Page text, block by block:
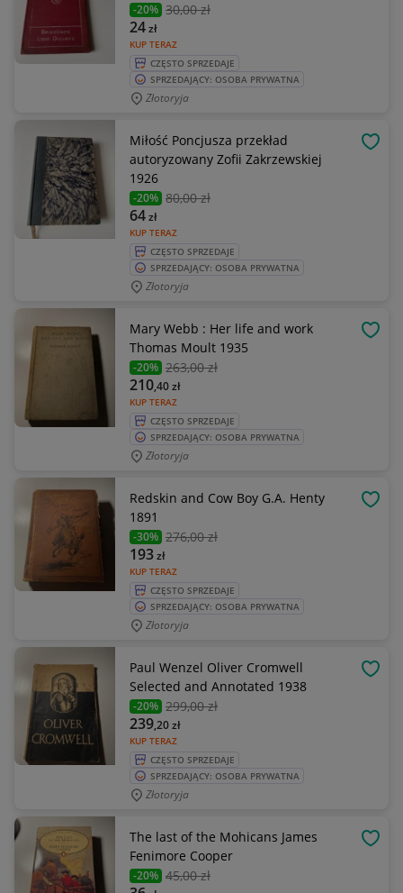
-20% 30,00 zł
KUP TERAZ
24zł
CZĘSTO SPRZEDAJE
SPRZEDAJĄCY: OSOBA PRYWATNA
Złotoryja
Miłość Poncjusza przekład
autoryzowany Zofii Zakrzewskiej
1926
-20% 80,00 zł
KUP TERAZ
64zł
CZĘSTO SPRZEDAJE
SPRZEDAJĄCY: OSOBA PRYWATNA
Złotoryja
Mary Webb : Her life and work
Thomas Moult 1935
-20% 263,00 zł
KUP TERAZ
210,40zł
CZĘSTO SPRZEDAJE
SPRZEDAJĄCY: OSOBA PRYWATNA
Złotoryja
Redskin and Cow Boy G.A. Henty
1891
-30% 276,00 zł
KUP TERAZ
193zł
CZĘSTO SPRZEDAJE
SPRZEDAJĄCY: OSOBA PRYWATNA
Złotoryja
Paul Wenzel Oliver Cromwell
Selected and Annotated 1938
-20% 299,00 zł
KUP TERAZ
239,20zł
CZĘSTO SPRZEDAJE
SPRZEDAJĄCY: OSOBA PRYWATNA
Złotoryja
The last of the Mohicans James
Fenimore Cooper
-20% 45,00 zł